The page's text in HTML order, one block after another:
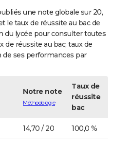
une note globale sur 20,
le taux de réussite au bac de
du lycée pour consulter toutes
de réussite au bac, taux de
ses performances par
Notre note
Méthodologie
Taux de
réussite
bac
14,70 / 20 100,0 %